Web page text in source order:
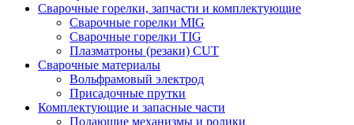
Сварочные горелки, запчасти и комплектующие
Сварочные горелки MIG
Сварочные горелки TIG
Плазматроны (резаки) CUT
Сварочные материалы
Вольфрамовый электрод
Присадочные прутки
Комплектующие и запасные части
Подающие механизмы и ролики